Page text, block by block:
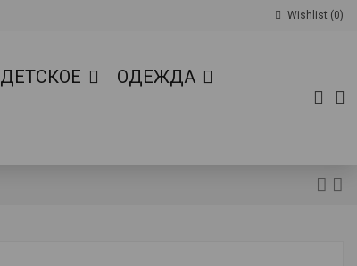
Wishlist (0)
ДЕТСКОЕ
ОДЕЖДА